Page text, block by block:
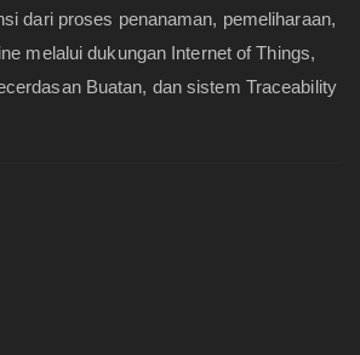
dari proses penanaman, pemeliharaan,
melalui dukungan Internet of Things,
Buatan, dan sistem Traceability